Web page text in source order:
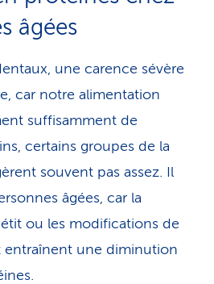
âgées
une carence sévère
car notre alimentation
suffisamment de
certains groupes de la
souvent pas assez. Il
âgées, car la
ou les modifications de
entraînent une diminution